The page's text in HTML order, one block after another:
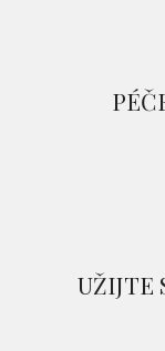
příspěvek
UŽIJTE